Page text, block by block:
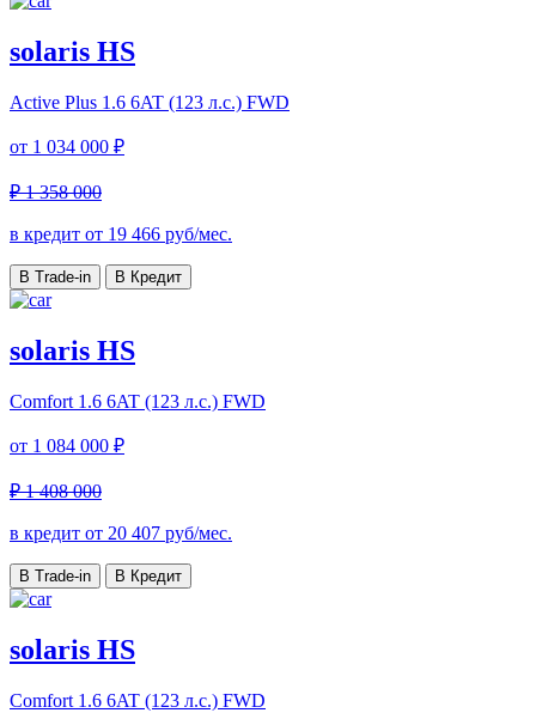
solaris HS
Active Plus 1.6 6AT (123 л.с.) FWD
от 1 034 000 ₽
₽ 1 358 000
в кредит от 19 466 руб/мес.
В Trade-in В Кредит
solaris HS
Comfort 1.6 6AT (123 л.с.) FWD
от 1 084 000 ₽
₽ 1 408 000
в кредит от 20 407 руб/мес.
В Trade-in В Кредит
solaris HS
Comfort 1.6 6AT (123 л.с.) FWD